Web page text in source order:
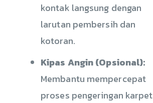
kontak langsung dengan
larutan pembersih dan
kotoran.
Kipas Angin (Opsional):
Membantu mempercepat
proses pengeringan karpet